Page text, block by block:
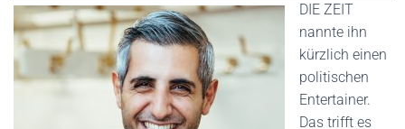
DIE ZEIT
nannte ihn
kürzlich einen
politischen
Entertainer.
Das trifft es